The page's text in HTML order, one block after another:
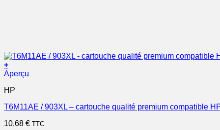
+
Aperçu
HP
T6M11AE / 903XL – cartouche qualité premium compatible
10,68 € TTC